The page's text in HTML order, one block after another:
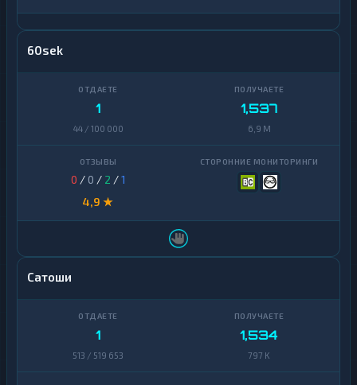
60sek
1
44 / 100 000
1,537
6,9 M
0 / 0 / 2 /1
4,9 ★
Сатоши
1
513 / 519 653
1,534
797 K